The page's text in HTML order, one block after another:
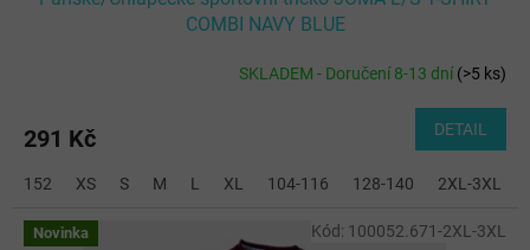
COMBI NAVY BLUE
SKLADEM - Doručení 8-13 dní(>5 ks)
291 Kč DETAIL
152 XS S M L XL 104-116 128-140 2XL-3XL
Novinka Kód: 100052.671-2XL-3XL